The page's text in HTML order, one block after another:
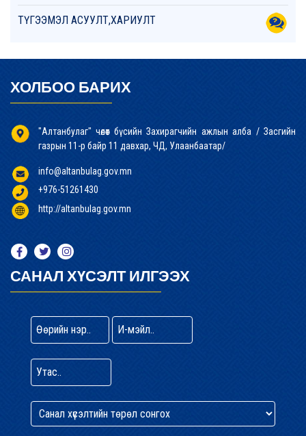
ТҮГЭЭМЭЛ АСУУЛТ,ХАРИУЛТ
ХОЛБОО БАРИХ
"Алтанбулаг" чөлөөт бүсийн Захирагчийн ажлын алба / Засгийн
газрын 11-р байр 11 давхар, ЧД, Улаанбаатар/
info@altanbulag.gov.mn
+976-51261430
http://altanbulag.gov.mn
САНАЛ ХҮСЭЛТ ИЛГЭЭХ